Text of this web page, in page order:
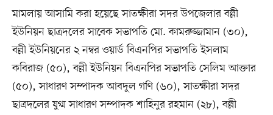
মামলায় আসামি করা হয়েছে সাতক্ষীরা সদর উপজেলার বল্লী
ইউনিয়ন ছাত্রদলের সাবেক সভাপতি মো. কামরুজ্জামান (৩০),
বল্লী ইউনিয়নের ২ নম্বর ওয়ার্ড বিএনপির সভাপতি ইসলাম
কবিরাজ (৫০), বল্লী ইউনিয়ন বিএনপির সভাপতি সেলিম আক্তার
(৫০), সাধারণ সম্পাদক আবদুল গণি (৬০), সাতক্ষীরা সদর
ছাত্রদলের যুগ্ম সাধারণ সম্পাদক শাহিনুর রহমান (২৮), বল্লী